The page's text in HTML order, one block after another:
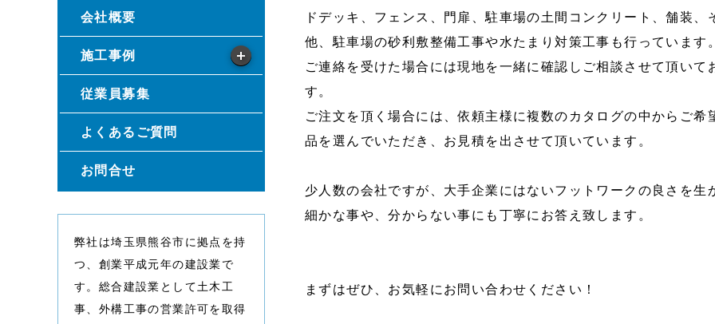
ドデッキ、フェンス、門扉、駐車場の土間コンクリート、舗装、
他、駐車場の砂利敷整備工事や水たまり対策工事も行っています。
ご連絡を受けた場合には現地を一緒に確認しご相談させて頂いて
す。
ご注文を頂く場合には、依頼主様に複数のカタログの中からご希
品を選んでいただき、お見積を出させて頂いています。
少人数の会社ですが、大手企業にはないフットワークの良さを生
細かな事や、分からない事にも丁寧にお答え致します。
まずはぜひ、お気軽にお問い合わせください！
会社概要
施工事例
従業員募集
よくあるご質問
お問合せ
弊社は埼玉県熊谷市に拠点を持
つ、創業平成元年の建設業で
す。総合建設業として土木工
事、外構工事の営業許可を取得